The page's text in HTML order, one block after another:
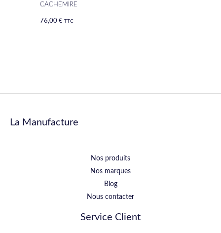
CACHEMIRE
76,00€ TTC
La Manufacture
Nos produits
Nos marques
Blog
Nous contacter
Service Client